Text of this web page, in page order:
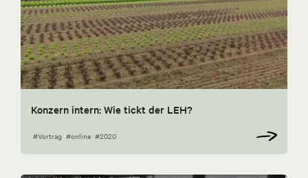
Konzern intern: Wie tickt der LEH?
#Vortrag #online #2020